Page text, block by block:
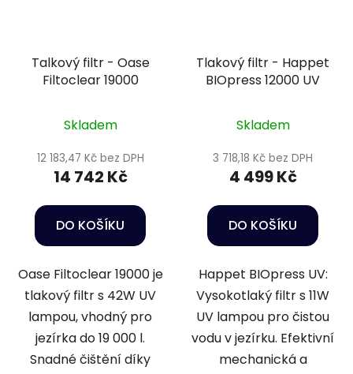
Talkový filtr - Oase
Filtoclear 19000
Skladem
12 183,47 Kč bez DPH
14 742 Kč
DO KOŠÍKU
Oase Filtoclear 19000 je
tlakový filtr s 42W UV
lampou, vhodný pro
jezírka do 19 000 l.
Snadné čištění díky
Tlakový filtr - Happet
BIOpress 12000 UV
Skladem
3 718,18 Kč bez DPH
4 499 Kč
DO KOŠÍKU
Happet BIOpress UV:
Vysokotlaký filtr s 11W
UV lampou pro čistou
vodu v jezírku. Efektivní
mechanická a